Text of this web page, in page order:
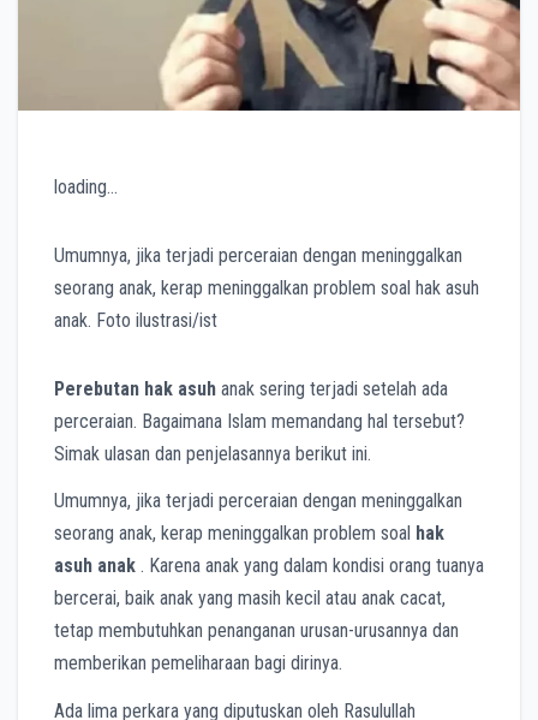
loading…
Umumnya, jika terjadi perceraian dengan meninggalkan
seorang anak, kerap meninggalkan problem soal hak asuh
anak. Foto ilustrasi/ist
Perebutan hak asuh anak sering terjadi setelah ada
perceraian. Bagaimana Islam memandang hal tersebut?
Simak ulasan dan penjelasannya berikut ini.
Umumnya, jika terjadi perceraian dengan meninggalkan
seorang anak, kerap meninggalkan problem soal hak
asuh anak . Karena anak yang dalam kondisi orang tuanya
bercerai, baik anak yang masih kecil atau anak cacat,
tetap membutuhkan penanganan urusan-urusannya dan
memberikan pemeliharaan bagi dirinya.
Ada lima perkara yang diputuskan oleh Rasulullah